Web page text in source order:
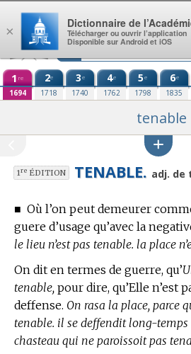
Aller au contenu
1 re
1694
2e
1718
3e
1740
4e
1762
5e
1798
6e
1835
tenable
1reÉDITION TENABLE. adj. de
■ Où l’on peut demeurer
guere d’usage qu’avec la
le lieu n’est pas tenable. la place
On dit en termes de guerre, qu’
tenable, pour dire, qu’Elle n’est
deffense. On rasa la place, parce
tenable. il se deffendit long-
chasteau qui ne paroissoit pas
×
Dictionnaire de
Télécharger ou ouvrir l’application
Disponible sur Android et iOS